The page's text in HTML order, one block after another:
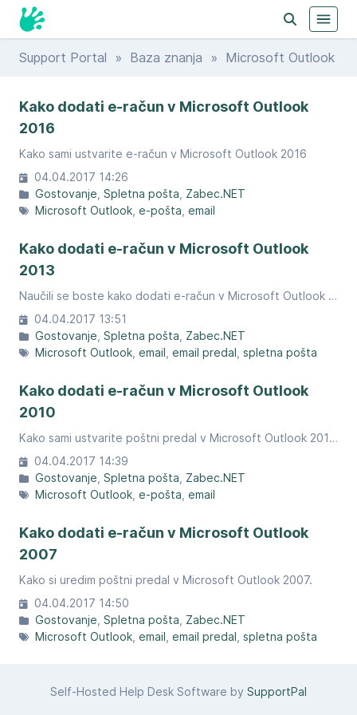
Support Portal » Baza znanja » Microsoft Outlook
Kako dodati e-račun v Microsoft Outlook
2016
Kako sami ustvarite e-račun v Microsoft Outlook 2016
04.04.2017 14:26
Gostovanje Spletna pošta Zabec.NET
Microsoft Outlook e-pošta email
Kako dodati e-račun v Microsoft Outlook
2013
Naučili se boste kako dodati e-račun v Microsoft Outlook 2013
04.04.2017 13:51
Gostovanje Spletna pošta Zabec.NET
Microsoft Outlook email email predal spletna pošta
Kako dodati e-račun v Microsoft Outlook
2010
Kako sami ustvarite poštni predal v Microsoft Outlook 2010.
04.04.2017 14:39
Gostovanje Spletna pošta Zabec.NET
Microsoft Outlook e-pošta email
Kako dodati e-račun v Microsoft Outlook
2007
Kako si uredim poštni predal v Microsoft Outlook 2007.
04.04.2017 14:50
Gostovanje Spletna pošta Zabec.NET
Microsoft Outlook email email predal spletna pošta
Self-Hosted Help Desk Software by SupportPal